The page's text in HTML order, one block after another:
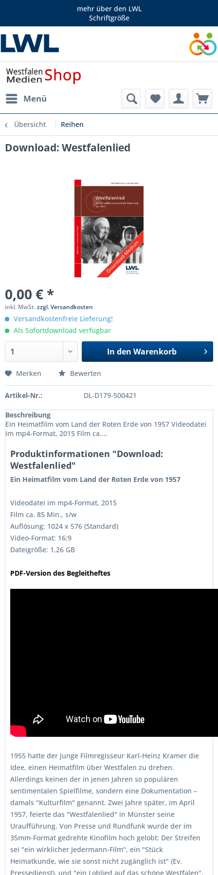
mehr über den LWL
Schriftgröße
Menü
Übersicht Reihen
Download: Westfalenlied
0,00 € *
inkl. MwSt.zzgl. Versandkosten
Versandkostenfreie Lieferung!
Als Sofortdownload verfügbar
In den Warenkorb
Merken Bewerten
Artikel-Nr.: DL-D179-500421
Beschreibung
Ein Heimatfilm vom Land der Roten Erde von 1957 Videodatei
im mp4-Format, 2015 Film ca....
Produktinformationen "Download:
Westfalenlied"
Ein Heimatfilm vom Land der Roten Erde von 1957
Videodatei im mp4-Format, 2015
Film ca. 85 Min., s/w
Auflösung: 1024 x 576 (Standard)
Video-Format: 16:9
Dateigröße: 1,26 GB
PDF-Version des Begleitheftes
1955 hatte der junge Filmregisseur Karl-Heinz Kramer die
Idee, einen Heimatfilm über Westfalen zu drehen.
Allerdings keinen der in jenen Jahren so populären
sentimentalen Spielfilme, sondern eine Dokumentation –
damals "Kulturfilm" genannt. Zwei Jahre später, im April
1957, feierte das "Westfalenlied" in Münster seine
Uraufführung. Von Presse und Rundfunk wurde der im
35mm-Format gedrehte Kinofilm hoch gelobt: Der Streifen
sei "ein wirklicher Jedermann-Film", ein "Stück
Heimatkunde, wie sie sonst nicht zugänglich ist" (Ev.
Pressedienst), und "ein Loblied auf das schöne Westfalen",